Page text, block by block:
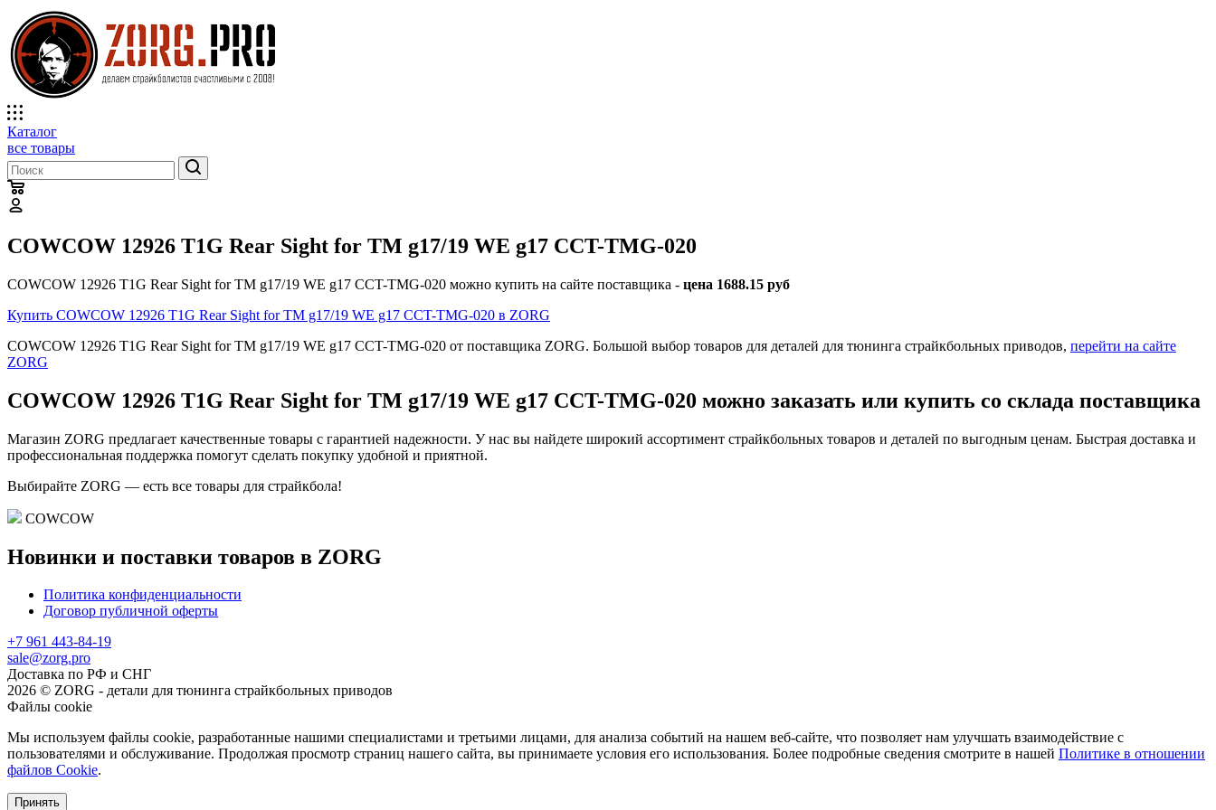
Каталог
все товары
COWCOW 12926 T1G Rear Sight for TM g17/19 WE g17 CCT-TMG-020
COWCOW 12926 T1G Rear Sight for TM g17/19 WE g17 CCT-TMG-020 можно купить на сайте поставщика - цена 1688.15 руб
Купить COWCOW 12926 T1G Rear Sight for TM g17/19 WE g17 CCT-TMG-020 в ZORG
COWCOW 12926 T1G Rear Sight for TM g17/19 WE g17 CCT-TMG-020 от поставщика ZORG. Большой выбор товаров для деталей для тюнинга страйкбольных приводов, перейти на сайте
ZORG
COWCOW 12926 T1G Rear Sight for TM g17/19 WE g17 CCT-TMG-020 можно заказать или купить со склада поставщика
Магазин ZORG предлагает качественные товары с гарантией надежности. У нас вы найдете широкий ассортимент страйкбольных товаров и деталей по выгодным ценам. Быстрая доставка и
профессиональная поддержка помогут сделать покупку удобной и приятной.
Выбирайте ZORG — есть все товары для страйкбола!
COWCOW
Новинки и поставки товаров в ZORG
Политика конфиденциальности
Договор публичной оферты
+7 961 443-84-19
sale@zorg.pro
Доставка по РФ и СНГ
2026 © ZORG - детали для тюнинга страйкбольных приводов
Файлы cookie
Мы используем файлы cookie, разработанные нашими специалистами и третьими лицами, для анализа событий на нашем веб-сайте, что позволяет нам улучшать взаимодействие с
пользователями и обслуживание. Продолжая просмотр страниц нашего сайта, вы принимаете условия его использования. Более подробные сведения смотрите в нашей Политике в отношении
файлов Cookie.
Принять